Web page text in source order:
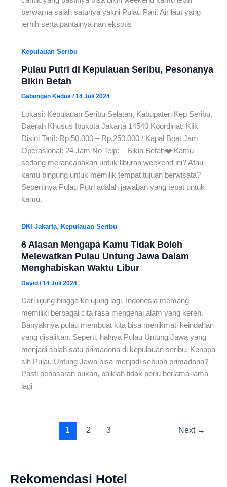
berwarna salah satunya yakni Pulau Pari. Air laut yang
jernih serta pantainya nan eksotis
Kepulauan Seribu
Pulau Putri di Kepulauan Seribu, Pesonanya
Bikin Betah
Gabungan Kedua /14 Juli 2024
Lokasi: Kepulauan Seribu Selatan, Kabupaten Kep Seribu,
Daerah Khusus Ibukota Jakarta 14540 Koordinat: Klik
Disini Tarif: Rp.50.000 – Rp.250.000 / Kapal Boat Jam
Operasional: 24 Jam No Telp: – Bikin Betah❤️ Kamu
sedang merancanakan untuk liburan weekend ini? Atau
kamu bingung untuk memilik tempat tujuan berwisata?
Sepertinya Pulau Putri adalah jawaban yang tepat untuk
kamu.
DKI Jakarta, Kepulauan Seribu
6 Alasan Mengapa Kamu Tidak Boleh
Melewatkan Pulau Untung Jawa Dalam
Menghabiskan Waktu Libur
David /14 Juli 2024
Dari ujung hingga ke ujung lagi, Indonesia memang
memiliki berbagai cita rasa mengenai alam yang keren.
Banyaknya pulau membuat kita bisa menikmati keindahan
yang disajikan. Seperti, halnya Pulau Untung Jawa yang
menjadi salah satu primadona di kepulauan seribu. Kenapa
sih Pulau Untung Jawa bisa menjadi sebuah primadona?
Pasti penasaran bukan, baiklah tidak perlu berlama-lama
lagi
1 2 3 Next →
Rekomendasi Hotel